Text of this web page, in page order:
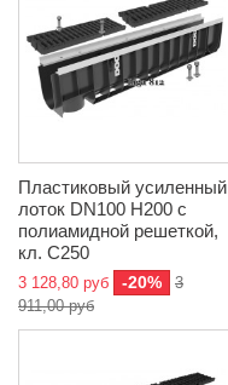
Пластиковый усиленный
лоток DN100 H200 с
полиамидной решеткой,
кл. C250
3 128,80 руб -20%
3
911,00 руб